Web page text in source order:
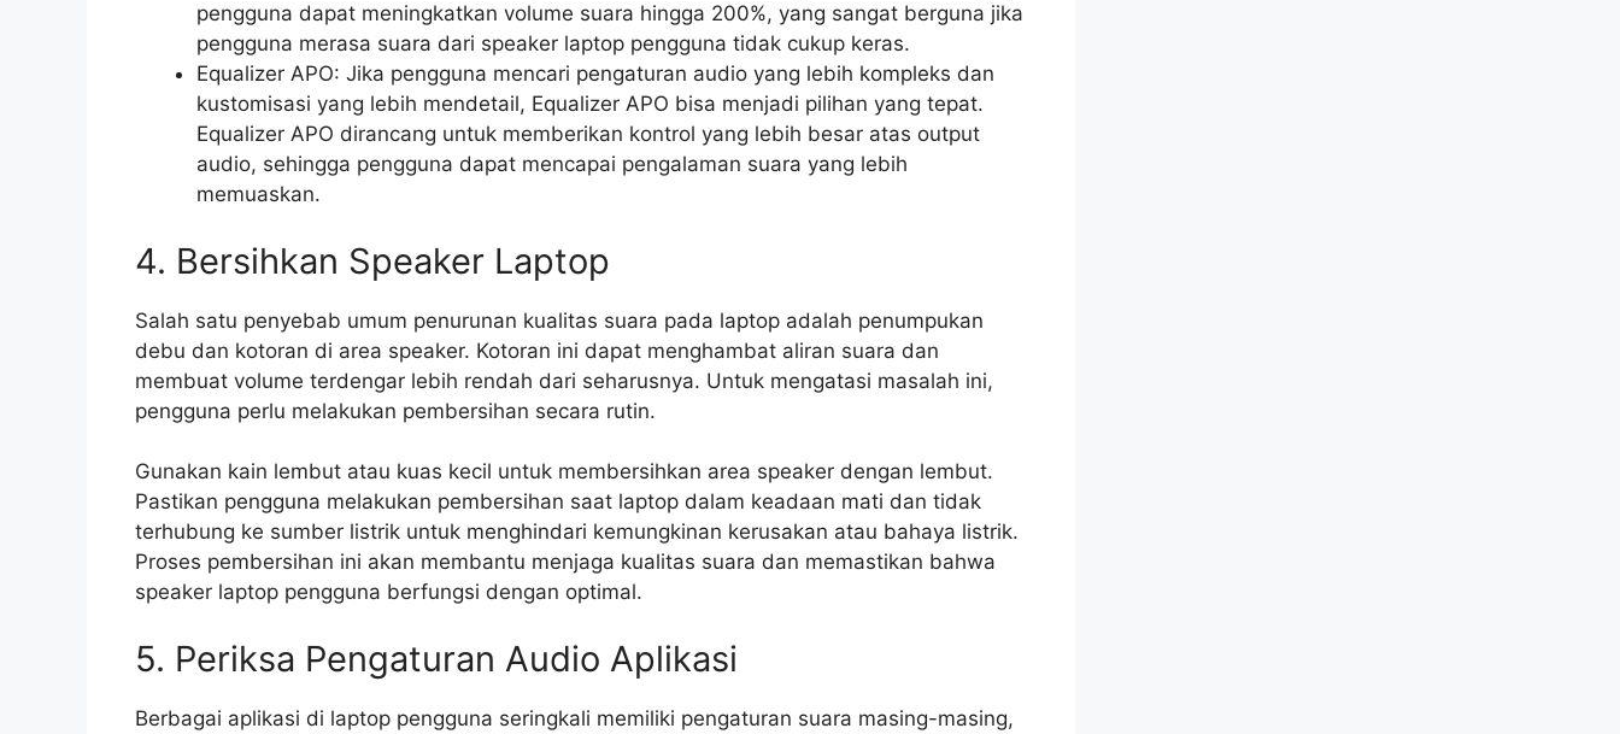
pengguna dapat meningkatkan volume suara hingga 200%, yang sangat berguna jika
pengguna merasa suara dari speaker laptop pengguna tidak cukup keras.
Equalizer APO: Jika pengguna mencari pengaturan audio yang lebih kompleks dan
kustomisasi yang lebih mendetail, Equalizer APO bisa menjadi pilihan yang tepat.
Equalizer APO dirancang untuk memberikan kontrol yang lebih besar atas output
audio, sehingga pengguna dapat mencapai pengalaman suara yang lebih
memuaskan.
4. Bersihkan Speaker Laptop
Salah satu penyebab umum penurunan kualitas suara pada laptop adalah penumpukan
debu dan kotoran di area speaker. Kotoran ini dapat menghambat aliran suara dan
membuat volume terdengar lebih rendah dari seharusnya. Untuk mengatasi masalah ini,
pengguna perlu melakukan pembersihan secara rutin.
Gunakan kain lembut atau kuas kecil untuk membersihkan area speaker dengan lembut.
Pastikan pengguna melakukan pembersihan saat laptop dalam keadaan mati dan tidak
terhubung ke sumber listrik untuk menghindari kemungkinan kerusakan atau bahaya listrik.
Proses pembersihan ini akan membantu menjaga kualitas suara dan memastikan bahwa
speaker laptop pengguna berfungsi dengan optimal.
5. Periksa Pengaturan Audio Aplikasi
Berbagai aplikasi di laptop pengguna seringkali memiliki pengaturan suara masing-masing,